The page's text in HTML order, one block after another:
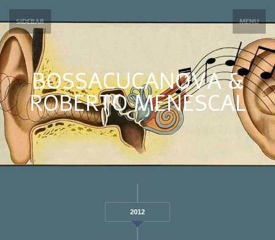
SIDEBAR MENU
BOSSACUCANOVA &
ROBERTO MENESCAL
2012